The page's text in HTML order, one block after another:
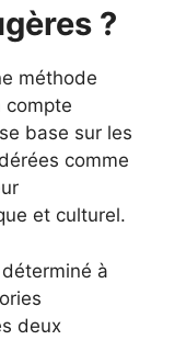
?
méthode
compte
base sur les
comme
et culturel.
à
deux